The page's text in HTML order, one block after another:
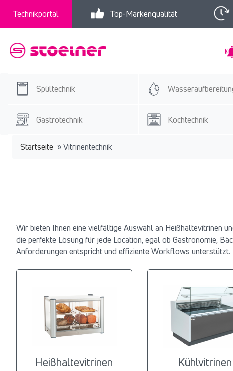
Technikportal Top-Markenqualität
Spültechnik
Gastrotechnik Kochtechnik
Startseite »Vitrinentechnik
Wir bieten Ihnen eine vielfältige Auswahl an Heißhaltevitrinen
die perfekte Lösung für jede Location, egal ob Gastronomie,
Anforderungen entspricht und effiziente Workflows unterstützt.
Heißhaltevitrinen Kühlvitrinen